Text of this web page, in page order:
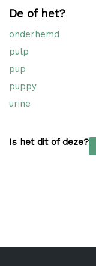
De of het?
onderhemd
pulp
pup
puppy
urine
Is het dit of deze?